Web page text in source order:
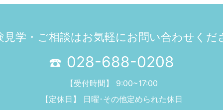
見学・ご相談はお気軽にお問い合わせくだ
028-688-0208
【受付時間】 9:00~17:00
【定休日】 日曜･その他定められた休日